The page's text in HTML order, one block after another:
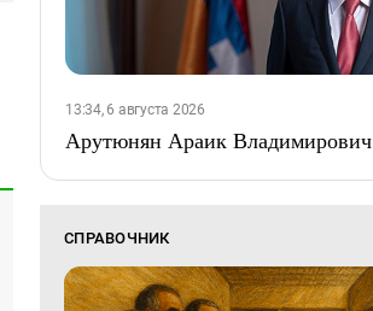
13:34, 6 августа 2026
Арутюнян Араик Владимирович
СПРАВОЧНИК